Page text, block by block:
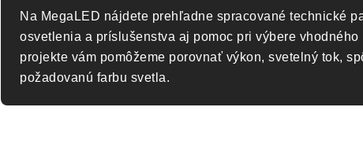
Na MegaLED nájdete prehľadne spracované technické
osvetlenia a príslušenstva aj pomoc pri výbere
projekte vám pomôžeme porovnať výkon, svetelný tok,
požadovanú farbu svetla.